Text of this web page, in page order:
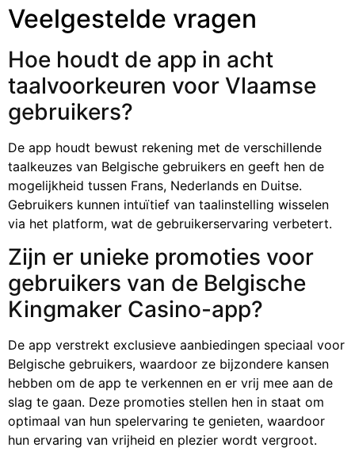
Veelgestelde vragen
Hoe houdt de app in acht
taalvoorkeuren voor Vlaamse
gebruikers?
De app houdt bewust rekening met de verschillende
taalkeuzes van Belgische gebruikers en geeft hen de
mogelijkheid tussen Frans, Nederlands en Duitse.
Gebruikers kunnen intuïtief van taalinstelling wisselen
via het platform, wat de gebruikerservaring verbetert.
Zijn er unieke promoties voor
gebruikers van de Belgische
Kingmaker Casino-app?
De app verstrekt exclusieve aanbiedingen speciaal voor
Belgische gebruikers, waardoor ze bijzondere kansen
hebben om de app te verkennen en er vrij mee aan de
slag te gaan. Deze promoties stellen hen in staat om
optimaal van hun spelervaring te genieten, waardoor
hun ervaring van vrijheid en plezier wordt vergroot.